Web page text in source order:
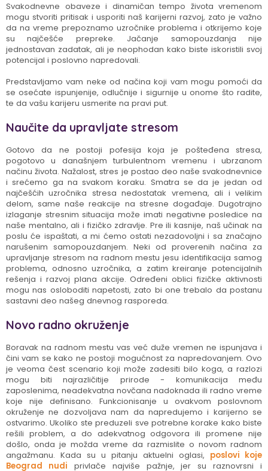
Svakodnevne obaveze i dinamičan tempo života vremenom
mogu stvoriti pritisak i usporiti naš karijerni razvoj, zato je važno
da na vreme prepoznamo uzročnike problema i otkrijemo koje
su najčešće prepreke. Jačanje samopouzdanja nije
jednostavan zadatak, ali je neophodan kako biste iskoristili svoj
potencijal i poslovno napredovali.
Predstavljamo vam neke od načina koji vam mogu pomoći da
se osećate ispunjenije, odlučnije i sigurnije u onome što radite,
te da vašu karijeru usmerite na pravi put.
Naučite da upravljate stresom
Gotovo da ne postoji pofesija koja je pošteđena stresa,
pogotovo u današnjem turbulentnom vremenu i ubrzanom
načinu života. Nažalost, stres je postao deo naše svakodnevnice
i srećemo ga na svakom koraku. Smatra se da je jedan od
najčešćih uzročnika stresa nedostatak vremena, ali i velikim
delom, same naše reakcije na stresne događaje. Dugotrajno
izlaganje stresnim situacija može imati negativne posledice na
naše mentalno, ali i fizičko zdravlje. Pre ili kasnije, naš učinak na
poslu će ispaštati, a mi ćemo ostati nezadovoljni i sa značajno
narušenim samopouzdanjem. Neki od proverenih načina za
upravljanje stresom na radnom mestu jesu identifikacija samog
problema, odnosno uzročnika, a zatim kreiranje potencijalnih
rešenja i razvoj plana akcije. Određeni oblici fizičke aktivnosti
mogu nas osloboditi napetosti, zato bi one trebalo da postanu
sastavni deo našeg dnevnog rasporeda.
Novo radno okruženje
Boravak na radnom mestu vas već duže vremen ne ispunjava i
čini vam se kako ne postoji mogućnost za napredovanjem. Ovo
je veoma čest scenario koji može zadesiti bilo koga, a razlozi
mogu biti najrazličitije prirode - komunikacija među
zaposlenima, neadekvatna novčana nadoknada ili radno vreme
koje nije definisano. Funkcionisanje u ovakvom poslovnom
okruženje ne dozvoljava nam da napredujemo i karijerno se
ostvarimo. Ukoliko ste preduzeli sve potrebne korake kako biste
rešili problem, a do adekvatnog odgovora ili promene nije
došlo, onda je možda vreme da razmislite o novom radnom
angažmanu. Kada su u pitanju aktuelni oglasi, poslovi koje
Beograd nudi privlače najviše pažnje, jer su raznovrsni i